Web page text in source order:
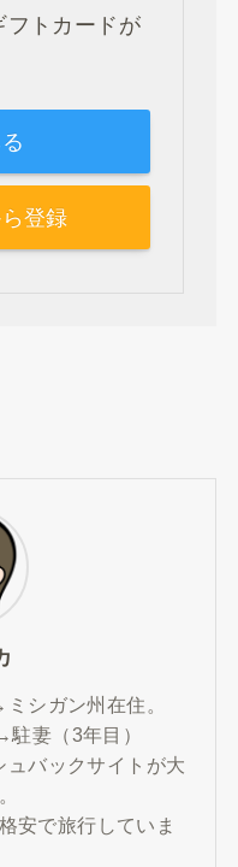
フトカードが
登録
シガン州在住。
妻（3年目）
ュバックサイトが大
安で旅行していま